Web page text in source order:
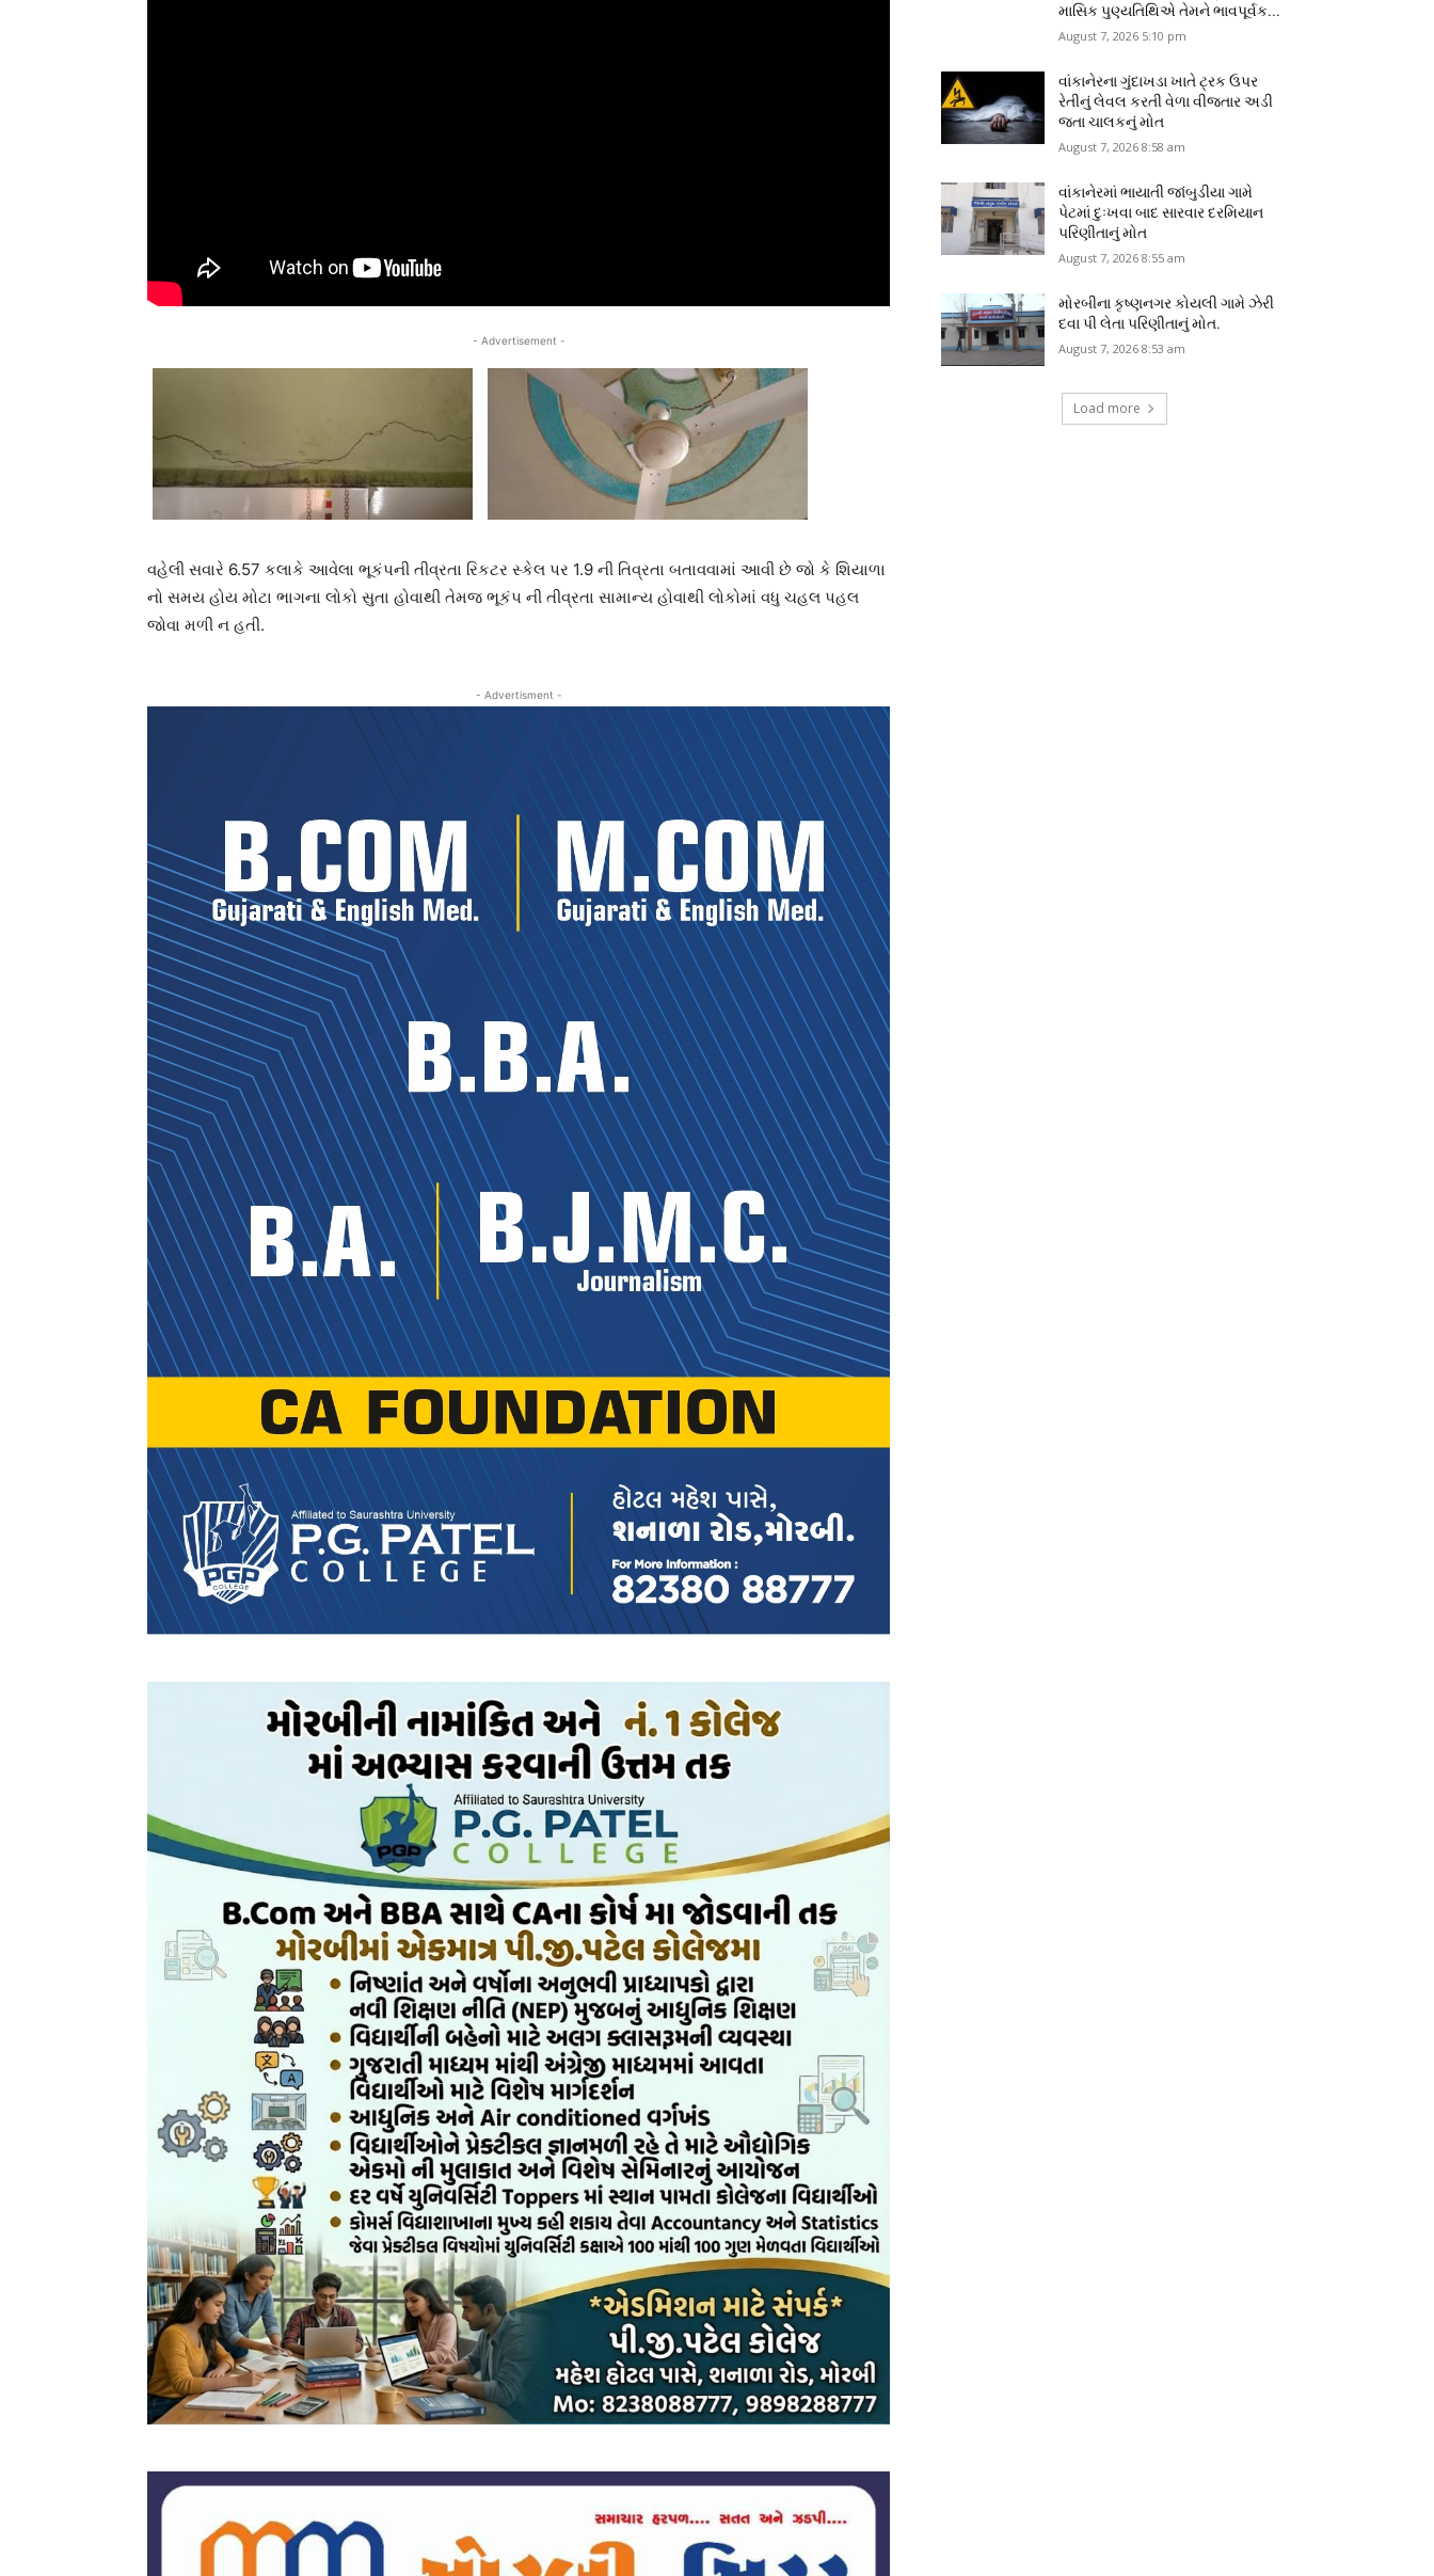
- Advertisement -
વહેલી સવારે 6.57 કલાકે આવેલા ભૂકંપની તીવ્રતા રિકટર સ્કેલ પર 1.9 ની તિવ્રતા બતાવવામાં આવી છે જો કે શિયાળા
નો સમય હોય મોટા ભાગના લોકો સુતા હોવાથી તેમજ ભૂકંપ ની તીવ્રતા સામાન્ય હોવાથી લોકોમાં વધુ ચહલ પહલ
જોવા મળી ન હતી.
- Advertisment -
માસિક પુણ્યતિથિએ તેમને ભાવપૂર્વક...
August 7, 2026 5:10 pm
વાંકાનેરના ગુંદાખડા ખાતે ટ્રક ઉપર
રેતીનું લેવલ કરતી વેળા વીજતાર અડી
જતા ચાલકનું મોત
August 7, 2026 8:58 am
વાંકાનેરમાં ભાયાતી જાંબુડીયા ગામે
પેટમાં દુઃખવા બાદ સારવાર દરમિયાન
પરિણીતાનું મોત
August 7, 2026 8:55 am
મોરબીના કૃષ્ણનગર કોયલી ગામે ઝેરી
દવા પી લેતા પરિણીતાનું મોત.
August 7, 2026 8:53 am
Load more